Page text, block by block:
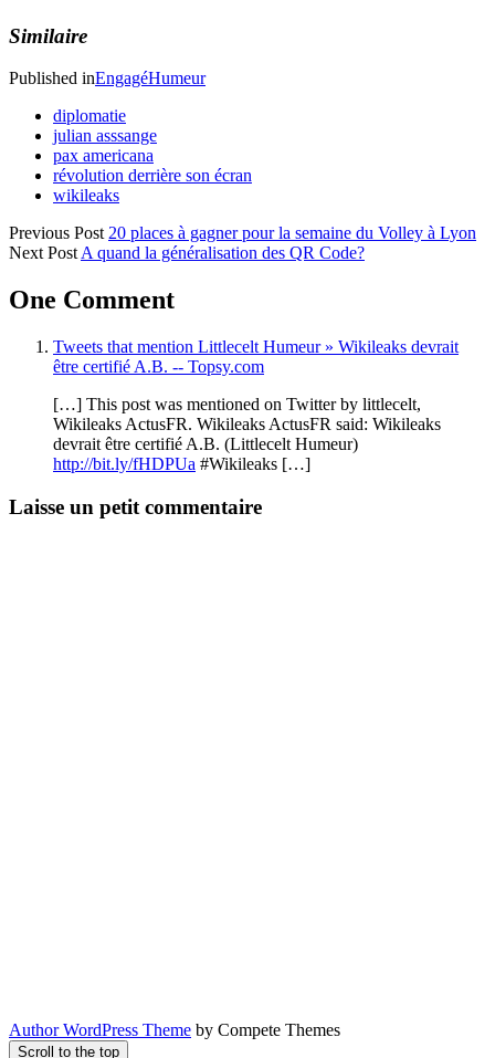
Similaire
Published inEngagéHumeur
diplomatie
julian asssange
pax americana
révolution derrière son écran
wikileaks
Previous Post 20 places à gagner pour la semaine du Volley à Lyon
Next Post A quand la généralisation des QR Code?
One Comment
Tweets that mention Littlecelt Humeur » Wikileaks devrait
être certifié A.B. -- Topsy.com
[…] This post was mentioned on Twitter by littlecelt,
Wikileaks ActusFR. Wikileaks ActusFR said: Wikileaks
devrait être certifié A.B. (Littlecelt Humeur)
http://bit.ly/fHDPUa #Wikileaks […]
Laisse un petit commentaire
Author WordPress Theme by Compete Themes
Scroll to the top